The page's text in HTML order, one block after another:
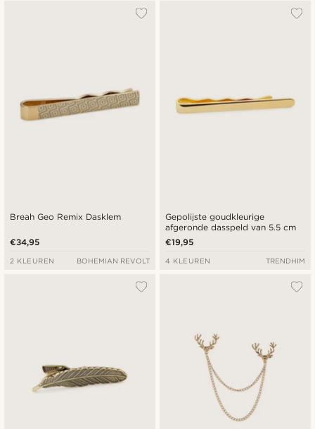
Breah Geo Remix Dasklem
€34,95
2 KLEUREN BOHEMIAN REVOLT
Gepolijste goudkleurige
afgeronde dasspeld van 5.5 cm
€19,95
4 KLEUREN TRENDHIM